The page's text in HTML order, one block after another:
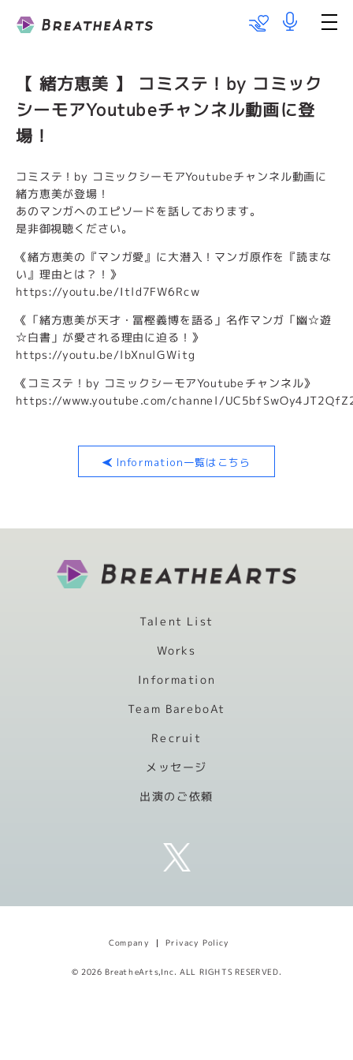
Talent List
Information
メッセージ
【 緒方恵美 】 コミステ！by コミック
シーモアYoutubeチャンネル動画に登
場！
コミステ！by コミックシーモアYoutubeチャンネル動画に
緒方恵美が登場！
あのマンガへのエピソードを話しております。
是非御視聴ください。
《緒方恵美の『マンガ愛』に大潜入！マンガ原作を『読まな
い』理由とは？！》
https://youtu.be/Itld7FW6Rcw
《「緒方恵美が天才・冨樫義博を語る」名作マンガ「幽☆遊
☆白書」が愛される理由に迫る！》
https://youtu.be/lbXnulGWitg
《コミステ！by コミックシーモアYoutubeチャンネル》
https://www.youtube.com/channel/
Information一覧はこちら
Talent List
Works
Information
Team BareboAt
Recruit
メッセージ
出演のご依頼
Company Privacy Policy
© 2026 BreatheArts,Inc. ALL RIGHTS RESERVED.